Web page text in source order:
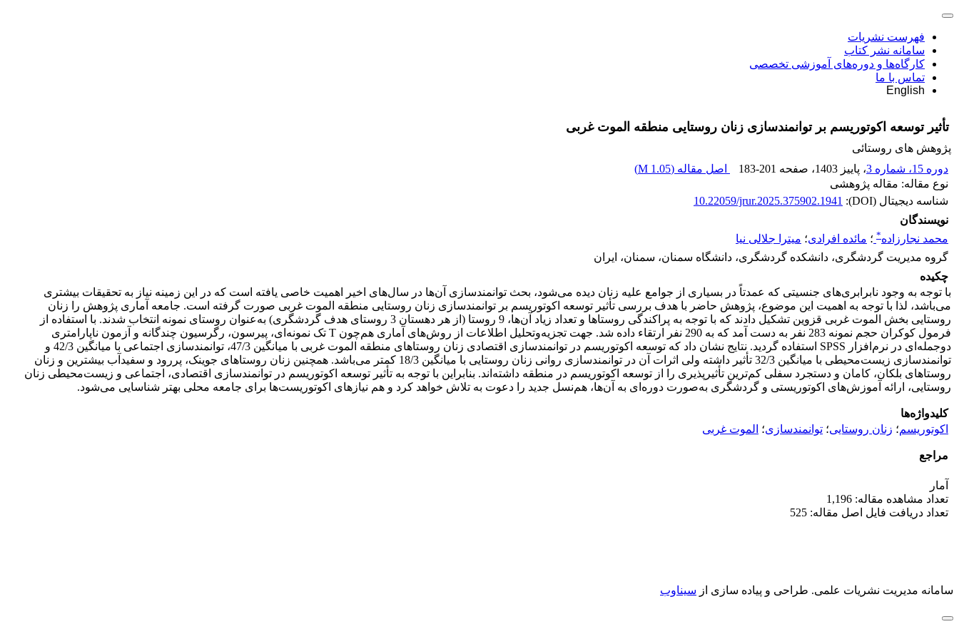
فهرست نشریات
سامانه نشر کتاب
کارگاه‌ها و دوره‌های آموزشی تخصصی
تماس با ما
English
تأثیر توسعه اکوتوریسم بر توانمندسازی زنان روستایی منطقه الموت غربی
پژوهش های روستائی
دوره 15، شماره 3
، پاییز 1403 ، صفحه 183-201 اصل مقاله (1.05 M
)
نوع مقاله: مقاله پژوهشی
شناسه دیجیتال (DOI):
10.22059/jrur.2025.375902.1941
نویسندگان
محمد نجارزاده* ؛ مائده افرادی؛ میترا جلالی نیا
گروه مدیریت گردشگری، دانشکده گردشگری، دانشگاه سمنان، سمنان، ایران
چکیده
با توجه به وجود نابرابری‌های جنسیتی که عمدتاً در بسیاری از جوامع علیه زنان دیده می‌شود، بحث توانمندسازی آن‌ها در سال‌های اخیر اهمیت خاصی یافته است که در این زمینه نیاز به تحقیقات بیشتری
می‌باشد، لذا با توجه به اهمیت این موضوع، پژوهش حاضر با هدف بررسی تأثیر توسعه اکوتوریسم بر توانمندسازی زنان روستایی منطقه الموت غربی صورت گرفته است. جامعه آماری پژوهش را زنان
روستایی بخش الموت غربی قزوین تشکیل دادند که با توجه به پراکندگی روستاها و تعداد زیاد آن‌ها، 9 روستا (از هر دهستان 3 روستای هدف گردشگری) به‌عنوان روستای نمونه انتخاب شدند. با استفاده از
فرمول کوکران حجم نمونه 283 نفر به دست آمد که به 290 نفر ارتقاء داده شد. جهت تجزیه‌وتحلیل اطلاعات از روش‌های آماری هم‌چون T تک نمونه‌ای، پیرسون، رگرسیون چندگانه و آزمون ناپارامتری
دوجمله‌ای در نرم‌افزار SPSS استفاده گردید. نتایج نشان داد که توسعه اکوتوریسم در توانمندسازی اقتصادی زنان روستاهای منطقه الموت غربی با میانگین 47/3، توانمندسازی اجتماعی با میانگین 42/3 و
توانمندسازی زیست‌محیطی با میانگین 32/3 تأثیر داشته ولی اثرات آن در توانمندسازی روانی زنان روستایی با میانگین 18/3 کمتر می‌باشد. همچنین زنان روستاهای جوینک، پررود و سفیدآب بیشترین و زنان
روستاهای بلکان، کامان و دستجرد سفلی کم‌ترین تأثیرپذیری را از توسعه اکوتوریسم در منطقه داشته‌اند. بنابراین با توجه به تأثیر توسعه اکوتوریسم در توانمندسازی اقتصادی، اجتماعی و زیست‌محیطی زنان
روستایی، ارائه آموزش‌های اکوتوریستی و گردشگری به‌صورت دوره‌ای به آن‌ها، هم‌نسل جدید را دعوت به تلاش خواهد کرد و هم نیازهای اکوتوریست‌ها برای جامعه محلی بهتر شناسایی می‌شود.
کلیدواژه‌ها
اکوتوریسم؛ زنان روستایی؛ توانمندسازی؛ الموت غربی
مراجع
آمار
تعداد مشاهده مقاله: 1,196
تعداد دریافت فایل اصل مقاله: 525
سامانه مدیریت نشریات علمی. طراحی و پیاده سازی از سیناوب